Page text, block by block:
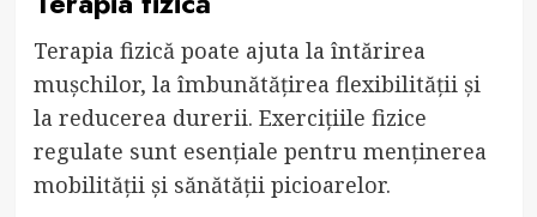
Terapia fizică poate ajuta la întărirea
mușchilor, la îmbunătățirea flexibilității și
la reducerea durerii. Exercițiile fizice
regulate sunt esențiale pentru menținerea
mobilității și sănătății picioarelor.